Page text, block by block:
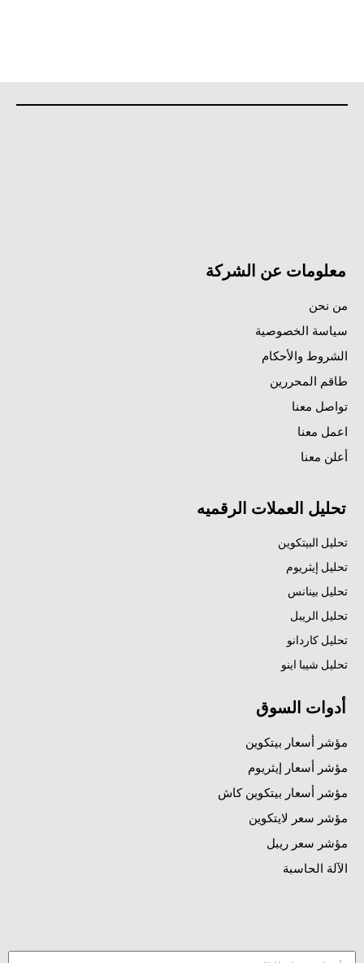
معلومات عن الشركة
من نحن
سياسة الخصوصية
الشروط والأحكام
طاقم المحررين
تواصل معنا
اعمل معنا
أعلن معنا
تحليل العملات الرقميه
تحليل البيتكوين
تحليل إيثريوم
تحليل بينانس
تحليل الريبل
تحليل كاردانو
تحليل شيبا اينو
أدوات السوق
مؤشر أسعار بيتكوين
مؤشر أسعار إيثريوم
مؤشر أسعار بيتكوين كاش
مؤشر سعر لايتكوين
مؤشر سعر ريبل
الآلة الحاسبة